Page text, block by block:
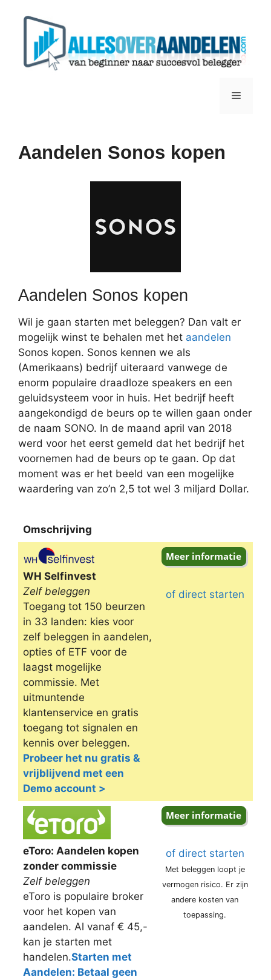
Menu
Aandelen Sonos kopen
Aandelen Sonos kopen
Wil je gaan starten met beleggen? Dan valt er
mogelijk winst te behalen met het aandelen
Sonos kopen. Sonos kennen we als
(Amerikaans) bedrijf uiteraard vanwege de
enorm populaire draadloze speakers en een
geluidsysteem voor in huis. Het bedrijf heeft
aangekondigd de beurs op te willen gaan onder
de naam SONO. In de maand april van 2018
werd voor het eerst gemeld dat het bedrijf het
voornemen had de beurs op te gaan. Op dat
moment was er het beeld van een mogelijke
waardering van zo’n 2,5 tot wel 3 miljard Dollar.
Omschrijving
Omschrijving
WH Selfinvest
Zelf beleggen
Toegang tot 150 beurzen
in 33 landen: kies voor
zelf beleggen in aandelen,
opties of ETF voor de
laagst mogelijke
commissie. Met
uitmuntende
klantenservice en gratis
toegang tot signalen en
kennis over beleggen.
Probeer het nu gratis &
vrijblijvend met een
Demo account >
of direct starten
eToro: Aandelen kopen
zonder commissie
Zelf beleggen
eToro is populaire broker
voor het kopen van
aandelen. Al vanaf € 45,-
kan je starten met
handelen.Starten met
Aandelen: Betaal geen
of direct starten
Met beleggen loopt je
vermogen risico. Er zijn
andere kosten van
toepassing.